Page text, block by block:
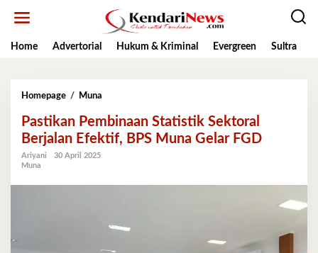
Home
Advertorial Hukum & Kriminal Evergreen Sultra
Homepage / Muna
Statistik
Sektoral
Berjalan
Muna
Pastikan Pembinaan Statistik Sektoral
Berjalan Efektif, BPS Muna Gelar FGD
Ariyani
30 April 2025
Muna